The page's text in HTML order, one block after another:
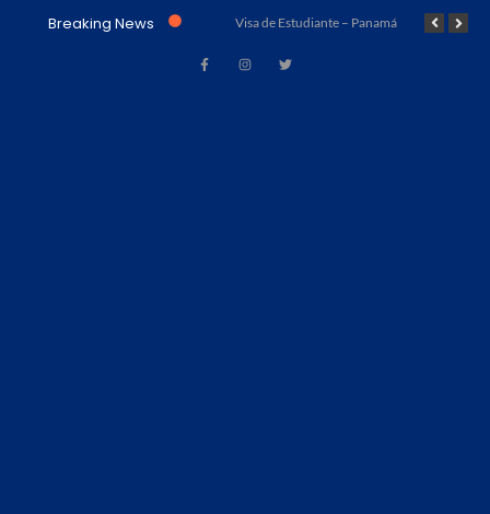
Breaking News
Visa de Trabajo – Acuerdo Marrakech (Ley No. 23 de 15 de julio de 1997) – Panamá Visa de Estudiante – Panamá Visa de Turismo – Panamá